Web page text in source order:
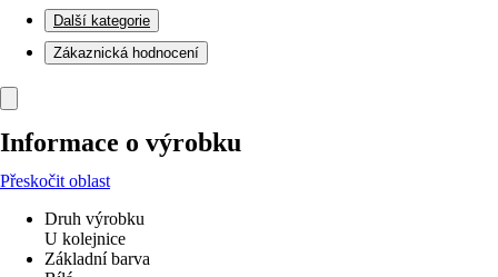
Další kategorie
Zákaznická hodnocení
Informace o výrobku
Přeskočit oblast
Druh výrobku
U kolejnice
Základní barva